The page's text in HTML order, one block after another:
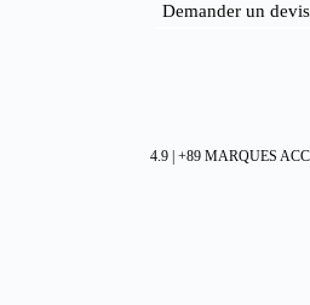
Demander un
4.9 | +89 MARQUES